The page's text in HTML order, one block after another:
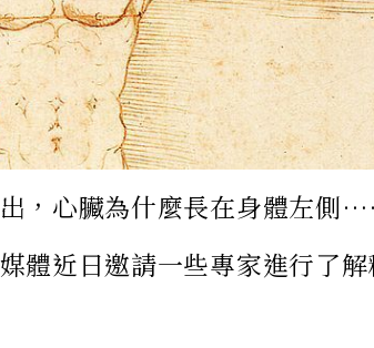
，心臟為什麼長在身體左側
體近日邀請一些專家進行了解